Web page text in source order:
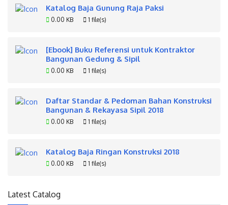
Katalog Baja Gunung Raja Paksi
0.00 KB 1 file(s)
[Ebook] Buku Referensi untuk Kontraktor
Bangunan Gedung & Sipil
0.00 KB 1 file(s)
Daftar Standar & Pedoman Bahan Konstruksi
Bangunan & Rekayasa Sipil 2018
0.00 KB 1 file(s)
Katalog Baja Ringan Konstruksi 2018
0.00 KB 1 file(s)
Latest Catalog